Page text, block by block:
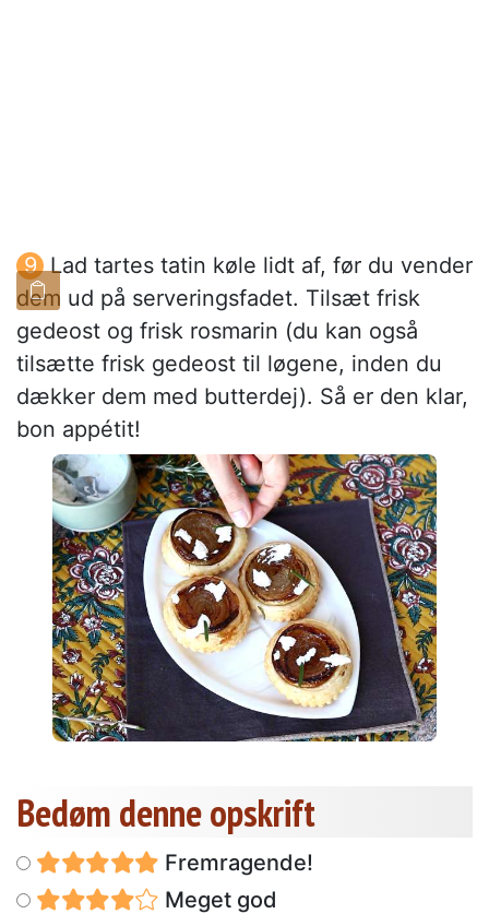
Lad tartes tatin køle lidt af, før du vender
dem ud på serveringsfadet. Tilsæt frisk
gedeost og frisk rosmarin (du kan også
tilsætte frisk gedeost til løgene, inden du
dækker dem med butterdej). Så er den klar,
bon appétit!
Bedøm denne opskrift
Fremragende!
Meget god